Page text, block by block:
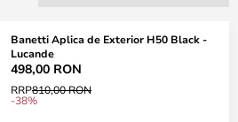
Banetti Aplica de Exterior H50 Black -
Lucande
498,00 RON
RRP810,00 RON
-38%